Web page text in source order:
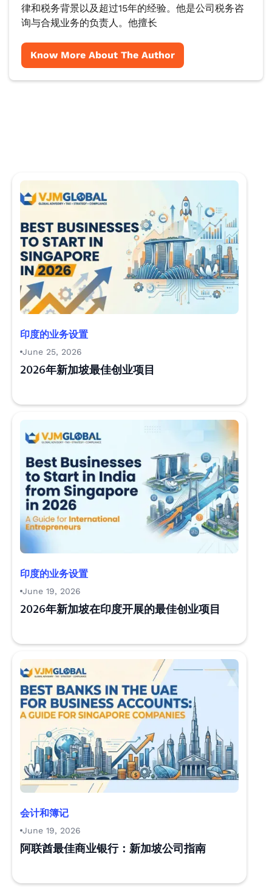
律和税务背景以及超过15年的经验。他是公司税务咨
询与合规业务的负责人。他擅长
Know More About The Author
印度的业务设置
June 25, 2026
2026年新加坡最佳创业项目
印度的业务设置
June 19, 2026
2026年新加坡在印度开展的最佳创业项目
会计和簿记
June 19, 2026
阿联酋最佳商业银行：新加坡公司指南